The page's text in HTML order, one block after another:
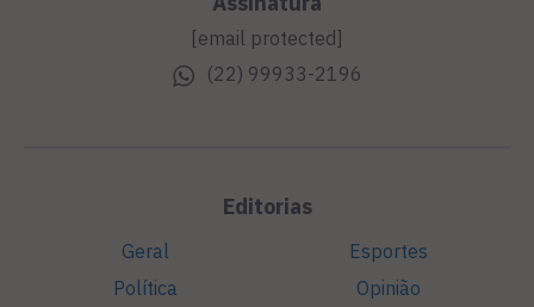
[email protected]
(22) 99933-2196
Editorias
Geral
Política
Esportes
Opinião